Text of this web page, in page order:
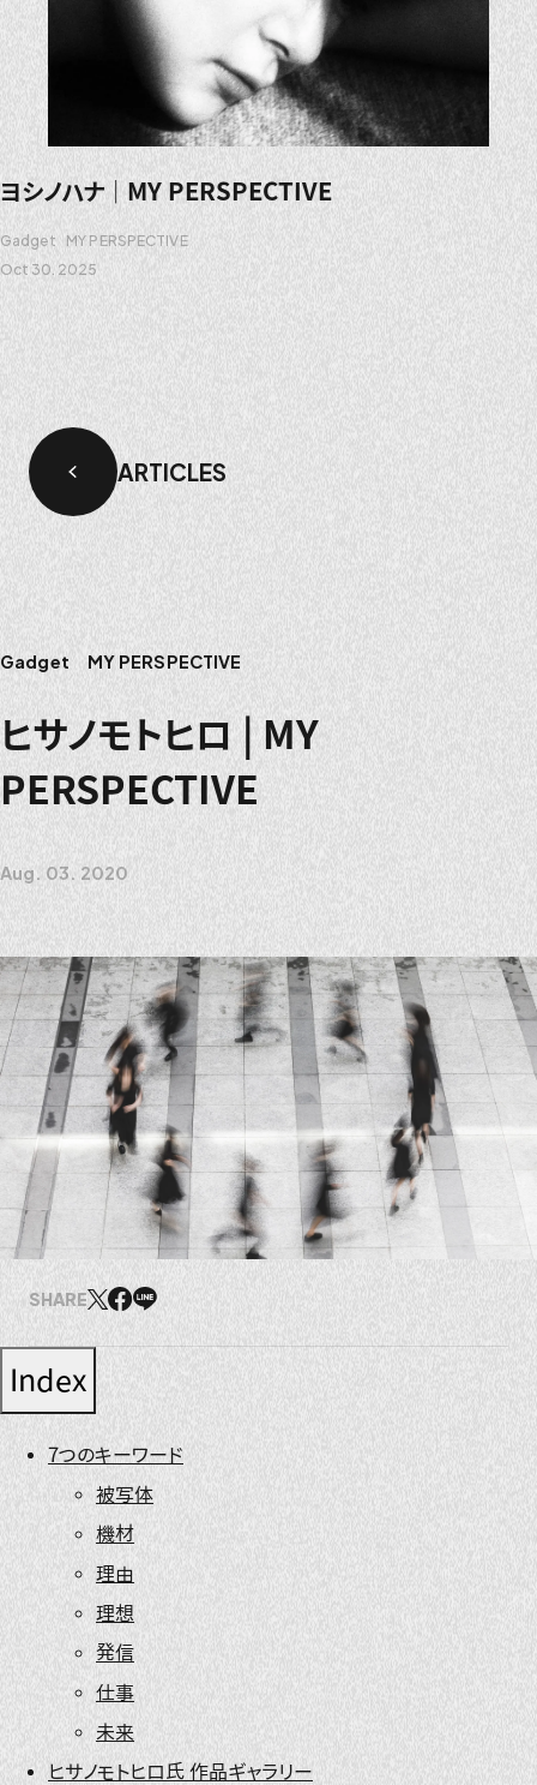
ヨシノハナ｜MY PERSPECTIVE
Gadget
MY PERSPECTIVE
Oct 30. 2025
ARTICLES
Gadget MY PERSPECTIVE
ヒサノモトヒロ | MY
PERSPECTIVE
Aug. 03. 2020
SHARE
Index
7つのキーワード
被写体
機材
理由
理想
発信
仕事
未来
ヒサノモトヒロ氏 作品ギャラリー